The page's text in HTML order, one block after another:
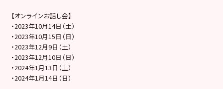
【オンラインお話し会】
・2023年10月14日（土）
・2023年10月15日（日）
・2023年12月9日（土）
・2023年12月10日（日）
・2024年1月13日（土）
・2024年1月14日（日）